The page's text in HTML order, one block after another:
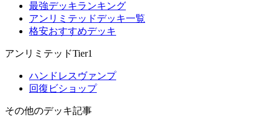
最強デッキランキング
アンリミテッドデッキ一覧
格安おすすめデッキ
アンリミテッドTier1
ハンドレスヴァンプ
回復ビショップ
その他のデッキ記事